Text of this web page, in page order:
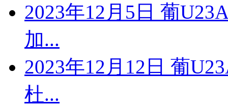
2023年12月5日 葡
加...
2023年12月12日 葡
杜...